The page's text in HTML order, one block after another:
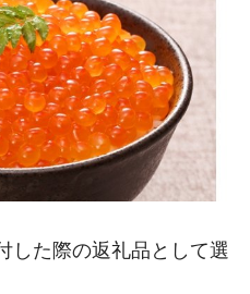
した際の返礼品として選